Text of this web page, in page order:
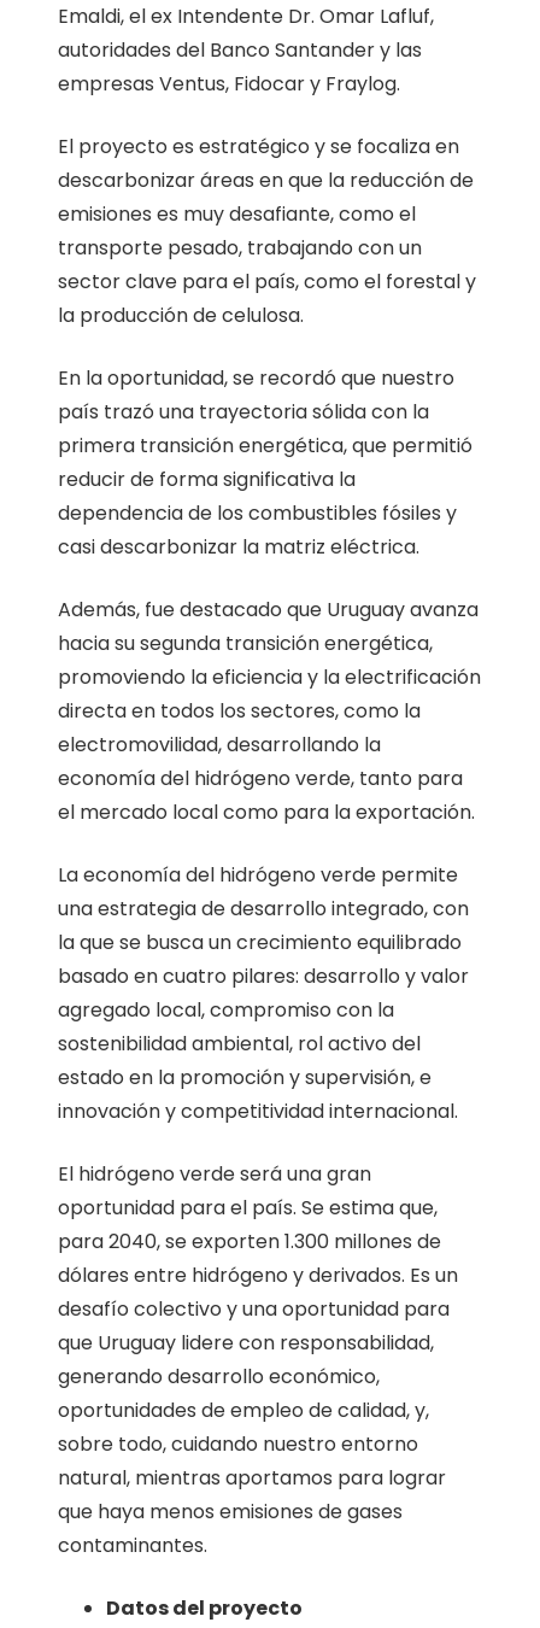
Emaldi, el ex Intendente Dr. Omar Lafluf,
autoridades del Banco Santander y las
empresas Ventus, Fidocar y Fraylog.
El proyecto es estratégico y se focaliza en
descarbonizar áreas en que la reducción de
emisiones es muy desafiante, como el
transporte pesado, trabajando con un
sector clave para el país, como el forestal y
la producción de celulosa.
En la oportunidad, se recordó que nuestro
país trazó una trayectoria sólida con la
primera transición energética, que permitió
reducir de forma significativa la
dependencia de los combustibles fósiles y
casi descarbonizar la matriz eléctrica.
Además, fue destacado que Uruguay avanza
hacia su segunda transición energética,
promoviendo la eficiencia y la electrificación
directa en todos los sectores, como la
electromovilidad, desarrollando la
economía del hidrógeno verde, tanto para
el mercado local como para la exportación.
La economía del hidrógeno verde permite
una estrategia de desarrollo integrado, con
la que se busca un crecimiento equilibrado
basado en cuatro pilares: desarrollo y valor
agregado local, compromiso con la
sostenibilidad ambiental, rol activo del
estado en la promoción y supervisión, e
innovación y competitividad internacional.
El hidrógeno verde será una gran
oportunidad para el país. Se estima que,
para 2040, se exporten 1.300 millones de
dólares entre hidrógeno y derivados. Es un
desafío colectivo y una oportunidad para
que Uruguay lidere con responsabilidad,
generando desarrollo económico,
oportunidades de empleo de calidad, y,
sobre todo, cuidando nuestro entorno
natural, mientras aportamos para lograr
que haya menos emisiones de gases
contaminantes.
Datos del proyecto